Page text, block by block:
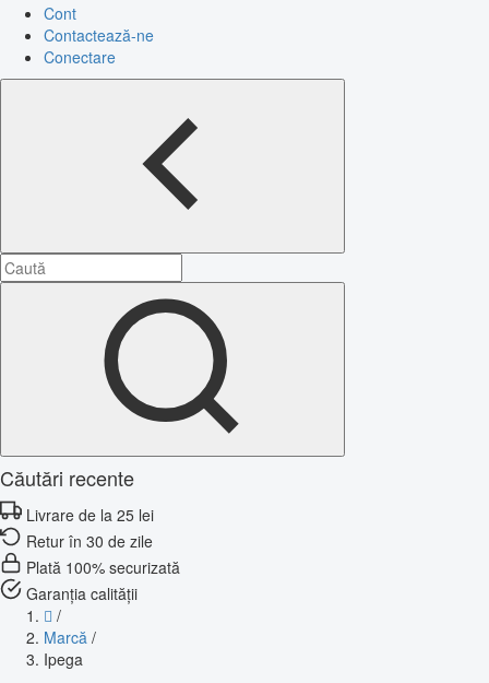
Cont
Contactează-ne
Conectare
Căutări recente
Livrare de la 25 lei
Retur în 30 de zile
Plată 100% securizată
Garanția calității
/
Marcă /
Ipega